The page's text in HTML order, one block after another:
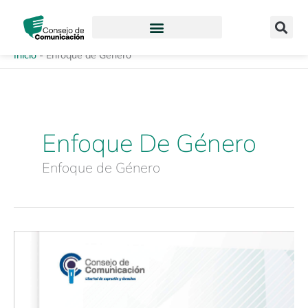
contenido
Inicio - Enfoque de Género
Enfoque De Género
Enfoque de Género